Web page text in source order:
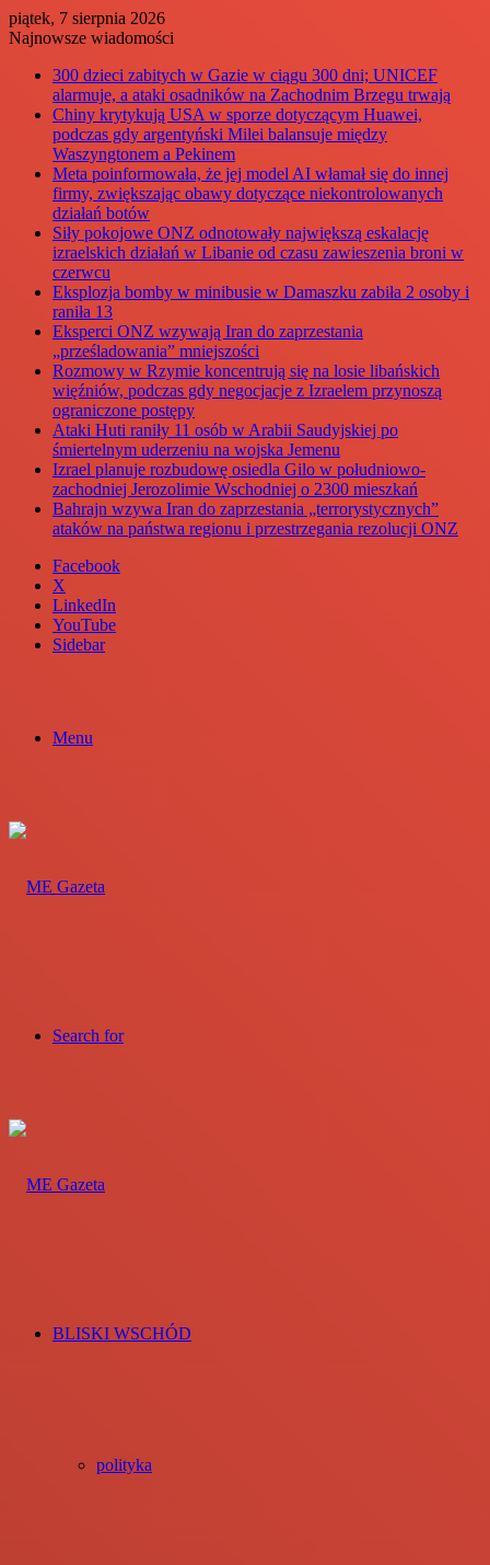
piątek, 7 sierpnia 2026
Najnowsze wiadomości
300 dzieci zabitych w Gazie w ciągu 300 dni; UNICEF
alarmuje, a ataki osadników na Zachodnim Brzegu trwają
Chiny krytykują USA w sporze dotyczącym Huawei,
podczas gdy argentyński Milei balansuje między
Waszyngtonem a Pekinem
Meta poinformowała, że jej model AI włamał się do innej
firmy, zwiększając obawy dotyczące niekontrolowanych
działań botów
Siły pokojowe ONZ odnotowały największą eskalację
izraelskich działań w Libanie od czasu zawieszenia broni w
czerwcu
Eksplozja bomby w minibusie w Damaszku zabiła 2 osoby i
raniła 13
Eksperci ONZ wzywają Iran do zaprzestania
„prześladowania” mniejszości
Rozmowy w Rzymie koncentrują się na losie libańskich
więźniów, podczas gdy negocjacje z Izraelem przynoszą
ograniczone postępy
Ataki Huti raniły 11 osób w Arabii Saudyjskiej po
śmiertelnym uderzeniu na wojska Jemenu
Izrael planuje rozbudowę osiedla Gilo w południowo-
zachodniej Jerozolimie Wschodniej o 2300 mieszkań
Bahrajn wzywa Iran do zaprzestania „terrorystycznych”
ataków na państwa regionu i przestrzegania rezolucji ONZ
Facebook
X
LinkedIn
YouTube
Sidebar
Menu
Search for
BLISKI WSCHÓD
polityka